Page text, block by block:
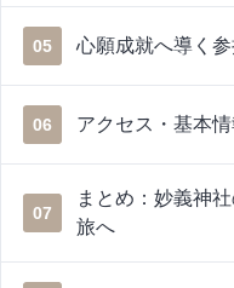
05 心願成就へ導く
06 アクセス・基本
07
まとめ：妙義神
旅へ